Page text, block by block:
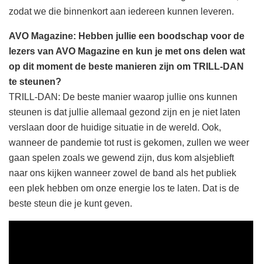
zodat we die binnenkort aan iedereen kunnen leveren.
AVO Magazine: Hebben jullie een boodschap voor de
lezers van AVO Magazine en kun je met ons delen wat
op dit moment de beste manieren zijn om TRILL-DAN
te steunen?
TRILL-DAN: De beste manier waarop jullie ons kunnen
steunen is dat jullie allemaal gezond zijn en je niet laten
verslaan door de huidige situatie in de wereld. Ook,
wanneer de pandemie tot rust is gekomen, zullen we weer
gaan spelen zoals we gewend zijn, dus kom alsjeblieft
naar ons kijken wanneer zowel de band als het publiek
een plek hebben om onze energie los te laten. Dat is de
beste steun die je kunt geven.